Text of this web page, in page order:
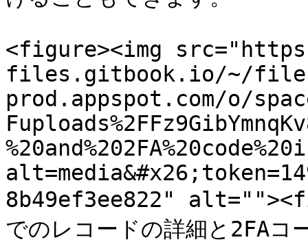
<figure><img
files.gitbook.io/~/
prod.appspot.com/o/
8b49ef3ee822"
でのレコードの詳細と2FA